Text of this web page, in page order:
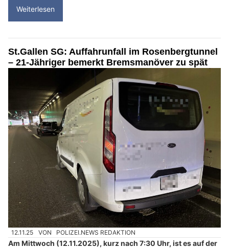
Weiterlesen
St.Gallen SG: Auffahrunfall im Rosenbergtunnel
– 21-Jähriger bemerkt Bremsmanöver zu spät
12.11.25 VON POLIZEI.NEWS REDAKTION
Am Mittwoch (12.11.2025), kurz nach 7:30 Uhr, ist es auf der